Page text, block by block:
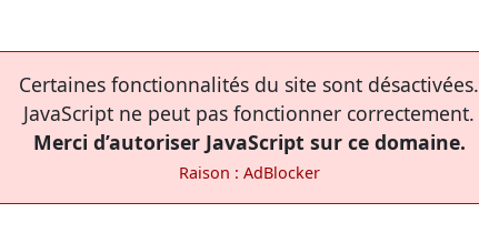
Certaines fonctionnalités du site sont désactivées.
JavaScript ne peut pas fonctionner correctement.
Merci d’autoriser JavaScript sur ce domaine.
Raison : AdBlocker